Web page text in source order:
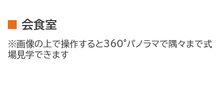
会食室
※画像の上で操作すると360°パノラマで隅々まで式
場見学できます